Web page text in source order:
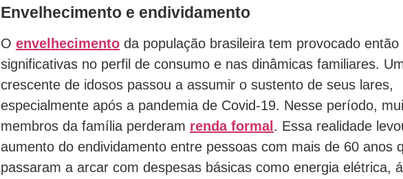
Envelhecimento e endividamento
O envelhecimento da população brasileira tem provocado
significativas no perfil de consumo e nas dinâmicas familiares.
crescente de idosos passou a assumir o sustento de seus lares,
especialmente após a pandemia de Covid-19. Nesse período,
membros da família perderam renda formal . Essa realidade
aumento do endividamento entre pessoas com mais de 60 anos
passaram a arcar com despesas básicas como energia elétrica,